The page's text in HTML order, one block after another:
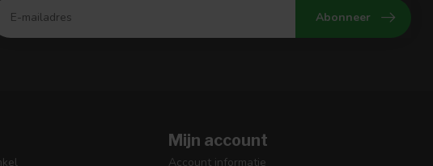
Abonneer
Mijn account
Account informatie